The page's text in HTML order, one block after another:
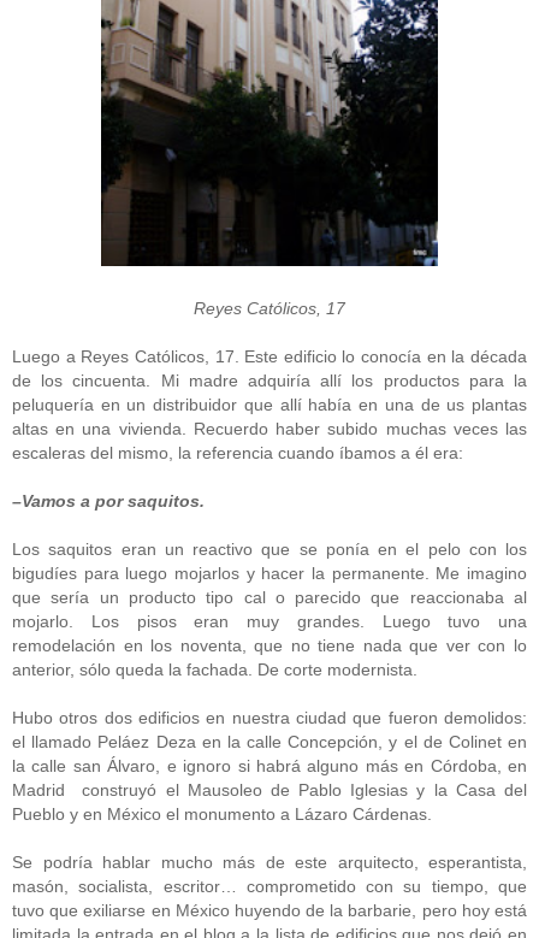
Reyes Católicos, 17
Luego a Reyes Católicos, 17. Este edificio lo conocía en la década
de los cincuenta. Mi madre adquiría allí los productos para la
peluquería en un distribuidor que allí había en una de us plantas
altas en una vivienda. Recuerdo haber subido muchas veces las
escaleras del mismo, la referencia cuando íbamos a él era:
–Vamos a por saquitos.
Los saquitos eran un reactivo que se ponía en el pelo con los
bigudíes para luego mojarlos y hacer la permanente. Me imagino
que sería un producto tipo cal o parecido que reaccionaba al
mojarlo. Los pisos eran muy grandes. Luego tuvo una
remodelación en los noventa, que no tiene nada que ver con lo
anterior, sólo queda la fachada. De corte modernista.
Hubo otros dos edificios en nuestra ciudad que fueron demolidos:
el llamado Peláez Deza en la calle Concepción, y el de Colinet en
la calle san Álvaro, e ignoro si habrá alguno más en Córdoba, en
Madrid construyó el Mausoleo de Pablo Iglesias y la Casa del
Pueblo y en México el monumento a Lázaro Cárdenas.
Se podría hablar mucho más de este arquitecto, esperantista,
masón, socialista, escritor… comprometido con su tiempo, que
tuvo que exiliarse en México huyendo de la barbarie, pero hoy está
limitada la entrada en el blog a la lista de edificios que nos dejó en